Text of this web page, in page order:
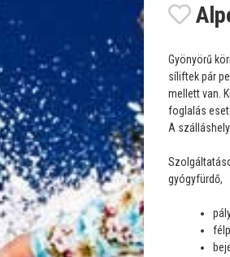
Gyönyörű
síliftek pár
mellett van.
foglalás
A
gyógyfürdő,